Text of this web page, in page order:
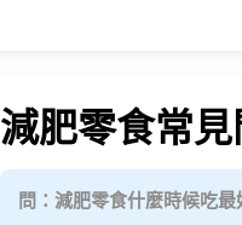
減肥零食常
問：減肥零食什麼時候吃最